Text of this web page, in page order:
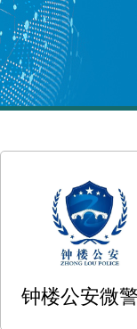
钟楼公安微